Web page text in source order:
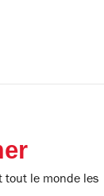
tout le monde les